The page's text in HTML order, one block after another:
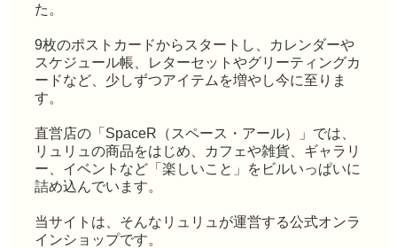
た。
9枚のポストカードからスタートし、カレンダーや
スケジュール帳、レターセットやグリーティングカ
ードなど、少しずつアイテムを増やし今に至りま
す。
直営店の「SpaceR（スペース・アール）」では、
リュリュの商品をはじめ、カフェや雑貨、ギャラリ
ー、イベントなど「楽しいこと」をビルいっぱいに
詰め込んでいます。
当サイトは、そんなリュリュが運営する公式オンラ
インショップです。